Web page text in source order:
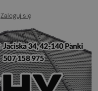
Zaloguj się